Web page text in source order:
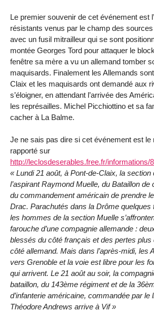
Le premier souvenir de cet événement est
résistants venus par le champ des
avec un fusil mitrailleur qui se sont
montée Georges Tord pour attaquer le
fenêtre sa mère a vu un allemand tomber
maquisards. Finalement les Allemands
Claix et les maquisards ont demandé aux
s’éloigner, en attendant l’arrivée des
les représailles. Michel Picchiottino et sa
cacher à La Balme.
Je ne sais pas dire si cet événement est le
rapporté sur
http://leclosdeserables.free.fr/informations/
« Lundi 21 août, à Pont-de-Claix, la
l’aspirant Raymond Muelle, du Bataillon de
du commandement américain de prendre
Drac. Parachutés dans la Drôme quelques
les hommes de la section Muelle
farouche d’une compagnie allemande :
blessés du côté français et des pertes plus
côté allemand. Mais dans l’après-midi, les
vers Grenoble et la voie est libre pour les
qui arrivent. Le 21 août au soir, la
bataillon, du 143ème régiment et de la
d’infanterie américaine, commandée par le
Théodore Andrews arrive à Vif »